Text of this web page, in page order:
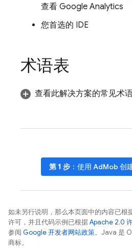
查看 Google Analytics
您首选的 IDE
术语表
查看此解决方案的常见术
第 1 步 ：使用 AdMob 创
如未另行说明，那么本页面中的内容已根
许可，并且代码示例已根据Apache 2.0
参阅 Google 开发者网站政策。Java 是
商标。